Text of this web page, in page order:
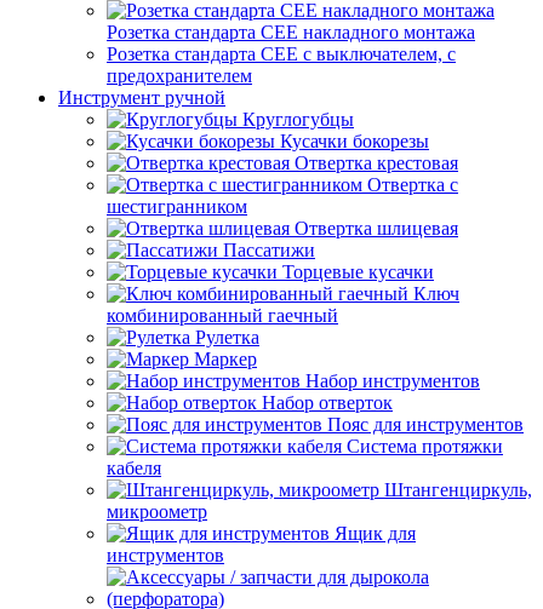
Розетка стандарта СЕЕ накладного монтажа
Розетка стандарта СЕЕ с выключателем, с
предохранителем
Инструмент ручной
Круглогубцы
Кусачки бокорезы
Отвертка крестовая
Отвертка с
шестигранником
Отвертка шлицевая
Пассатижи
Торцевые кусачки
Ключ
комбинированный гаечный
Рулетка
Маркер
Набор инструментов
Набор отверток
Пояс для инструментов
Система протяжки
кабеля
Штангенциркуль,
микроометр
Ящик для
инструментов